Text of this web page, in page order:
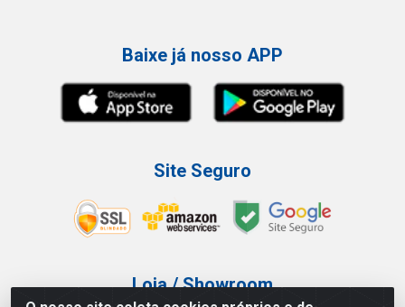
Baixe já nosso APP
Site Seguro
Loja / Showroom